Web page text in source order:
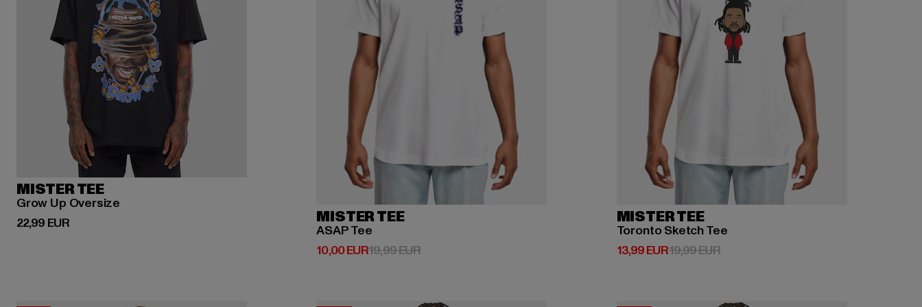
MISTER TEE
Grow Up Oversize
22,99 EUR
Derzeitiger Preis: 22,99 EUR MISTER TEE
ASAP Tee
10,00 EUR
Derzeitiger Preis: 10,00 EUR
19,99 EURAktionspreis: 19,99 EUR
MISTER TEE
Toronto Sketch Tee
13,99 EUR
Derzeitiger Preis: 13,99 EUR
19,99 EURAktionspreis: 19,99 EUR